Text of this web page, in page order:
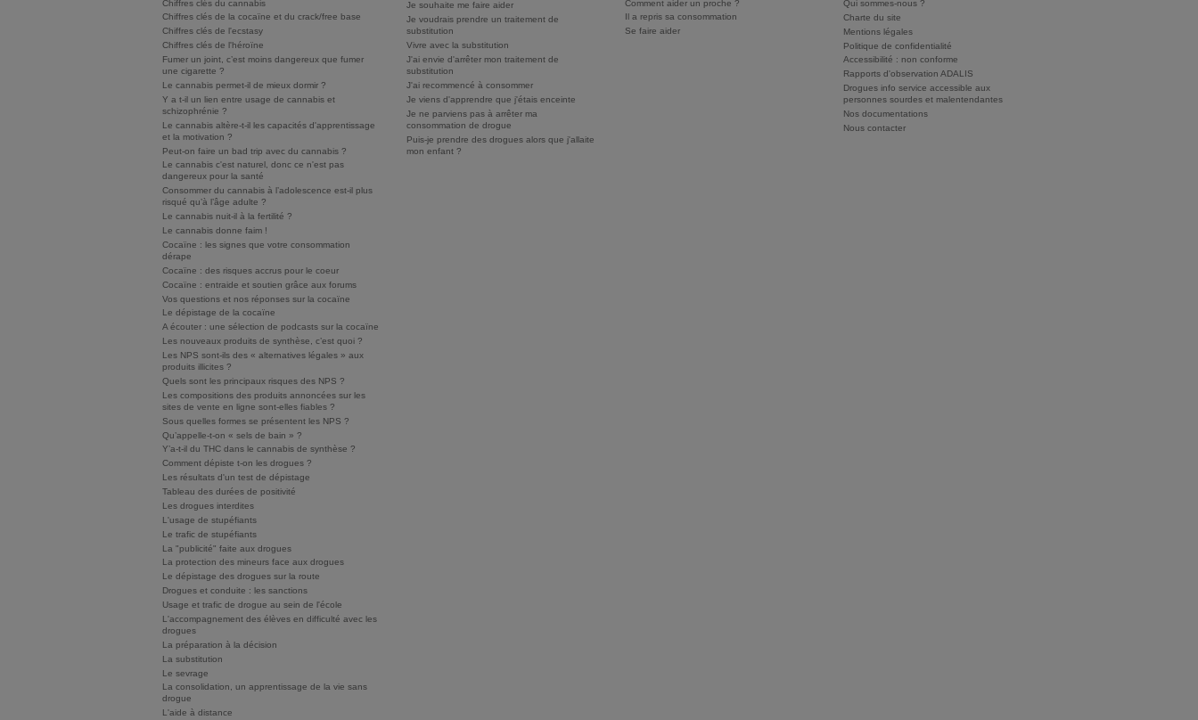
Chiffres clés du cannabis
Chiffres clés de la cocaïne et du crack/free base
Chiffres clés de l'ecstasy
Chiffres clés de l'héroïne
Fumer un joint, c’est moins dangereux que fumer
une cigarette ?
Le cannabis permet-il de mieux dormir ?
Y a t-il un lien entre usage de cannabis et
schizophrénie ?
Le cannabis altère-t-il les capacités d'apprentissage
et la motivation ?
Peut-on faire un bad trip avec du cannabis ?
Le cannabis c'est naturel, donc ce n'est pas
dangereux pour la santé
Consommer du cannabis à l’adolescence est-il plus
risqué qu’à l’âge adulte ?
Le cannabis nuit-il à la fertilité ?
Le cannabis donne faim !
Cocaïne : les signes que votre consommation
dérape
Cocaïne : des risques accrus pour le coeur
Cocaïne : entraide et soutien grâce aux forums
Vos questions et nos réponses sur la cocaïne
Le dépistage de la cocaïne
A écouter : une sélection de podcasts sur la cocaïne
Les nouveaux produits de synthèse, c’est quoi ?
Les NPS sont-ils des « alternatives légales » aux
produits illicites ?
Quels sont les principaux risques des NPS ?
Les compositions des produits annoncées sur les
sites de vente en ligne sont-elles fiables ?
Sous quelles formes se présentent les NPS ?
Qu’appelle-t-on « sels de bain » ?
Y’a-t-il du THC dans le cannabis de synthèse ?
Comment dépiste t-on les drogues ?
Les résultats d'un test de dépistage
Tableau des durées de positivité
Les drogues interdites
L'usage de stupéfiants
Le trafic de stupéfiants
La "publicité" faite aux drogues
La protection des mineurs face aux drogues
Le dépistage des drogues sur la route
Drogues et conduite : les sanctions
Usage et trafic de drogue au sein de l'école
L'accompagnement des élèves en difficulté avec les
drogues
La préparation à la décision
La substitution
Le sevrage
La consolidation, un apprentissage de la vie sans
drogue
L'aide à distance
Je souhaite me faire aider
Je voudrais prendre un traitement de
substitution
Vivre avec la substitution
J'ai envie d'arrêter mon traitement de
substitution
J'ai recommencé à consommer
Je viens d'apprendre que j'étais enceinte
Je ne parviens pas à arrêter ma
consommation de drogue
Puis-je prendre des drogues alors que j'allaite
mon enfant ?
Comment aider un proche ?
Il a repris sa consommation
Se faire aider
Qui sommes-nous ?
Charte du site
Mentions légales
Politique de confidentialité
Accessibilité : non conforme
Rapports d'observation ADALIS
Drogues info service accessible aux
personnes sourdes et malentendantes
Nos documentations
Nous contacter